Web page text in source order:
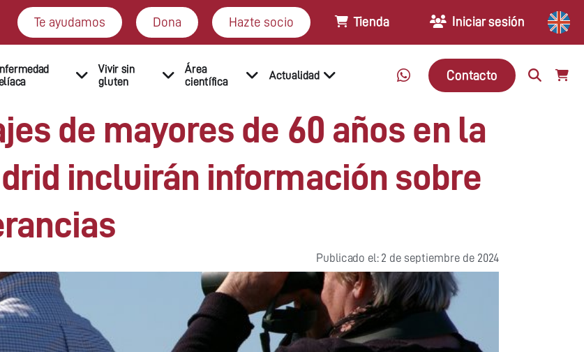
Te ayudamos Dona Hazte socio Tienda Iniciar sesión
Vivir sin
gluten
Área
científica
Actualidad Contacto
de mayores de 60 años en la
incluirán información sobre
Publicado el: 2 de septiembre de 2024